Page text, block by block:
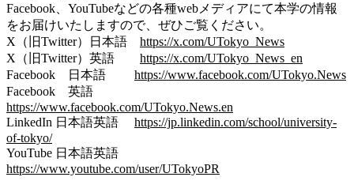
Facebook、YouTubeなどの各種webメディアにて本学の情報
をお届けいたしますので、ぜひご覧ください。
X（旧Twitter）日本語 https://x.com/UTokyo_News
X（旧Twitter）英語 https://x.com/UTokyo_News_en
Facebook 日本語 https://www.facebook.com/UTokyo.News
Facebook 英語
https://www.facebook.com/UTokyo.News.en
LinkedIn 日本語英語 https://jp.linkedin.com/school/university-
of-tokyo/
YouTube 日本語英語
https://www.youtube.com/user/UTokyoPR